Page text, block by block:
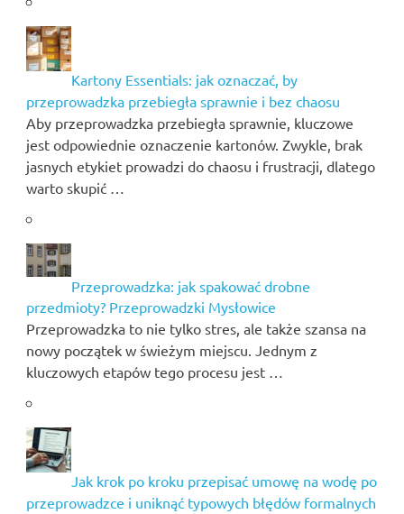
Kartony Essentials: jak oznaczać, by
przeprowadzka przebiegła sprawnie i bez chaosu
Aby przeprowadzka przebiegła sprawnie, kluczowe
jest odpowiednie oznaczenie kartonów. Zwykle, brak
jasnych etykiet prowadzi do chaosu i frustracji, dlatego
warto skupić …
Przeprowadzka: jak spakować drobne
przedmioty? Przeprowadzki Mysłowice
Przeprowadzka to nie tylko stres, ale także szansa na
nowy początek w świeżym miejscu. Jednym z
kluczowych etapów tego procesu jest …
Jak krok po kroku przepisać umowę na wodę po
przeprowadzce i uniknąć typowych błędów formalnych